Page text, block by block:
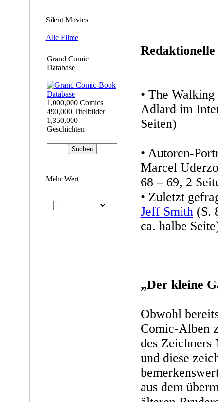
Silent Movies
Alle Filme
Grand Comic
Database
1,000,000 Comics
490,000 Titelbilder
1,350,000
Geschichten
Mehr Wert
• The
Adlard im
Seiten)
• Autoren-
Marcel
68 – 69, 2
• Zuletzt
Jeff Smith(S.
ca. halbe
„Der kleine
Obwohl
Comic-Alben
des Zeichners
und diese
aus dem